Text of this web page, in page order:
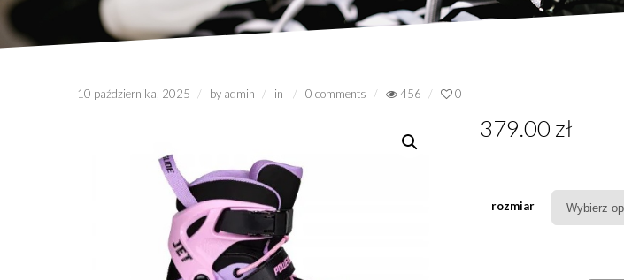
10 października, 2025 by admin in 0 comments 456 0
379.00 zł
rozmiar